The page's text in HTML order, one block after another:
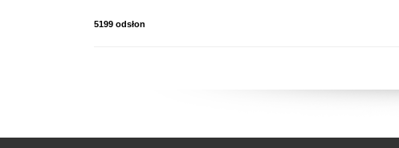
5199 odsłon